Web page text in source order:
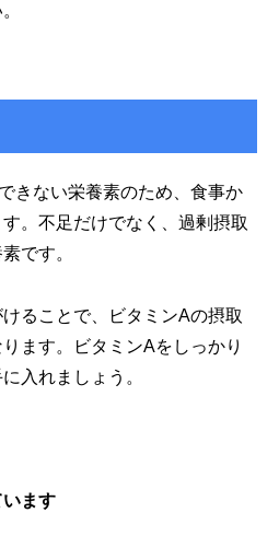
きない栄養素のため、食事か
。不足だけでなく、過剰摂取
です。
ることで、ビタミンAの摂取
ます。ビタミンAをしっかり
入れましょう。
ます